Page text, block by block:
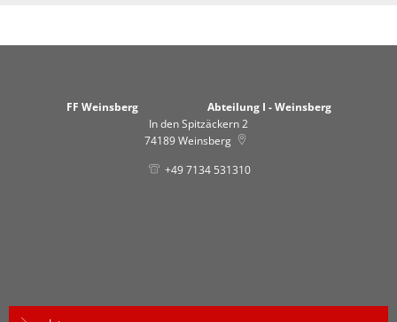
FF Weinsberg Abteilung I - Weinsberg
In den Spitzäckern 2
74189Weinsberg
+49 7134 531310